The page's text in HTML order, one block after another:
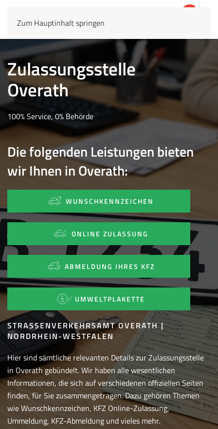
Zum Hauptinhalt springen
Zulassungsstelle
Overath
100% Service, 0% Behörde
Die folgenden Leistungen bieten
wir Ihnen in Overath:
WUNSCHKENNZEICHEN
ONLINE ZULASSUNG
ABMELDUNG IHRES KFZ
UMWELTPLAKETTE
STRASSENVERKEHRSAMT OVERATH | N
ORDRHEIN-WESTFALEN
Hier sind sämtliche relevanten Details zur Zulassungsstelle
in Overath gebündelt. Wir haben alle wesentlichen
Informationen, die sich auf verschiedenen offiziellen Seiten
finden, für Sie zusammengetragen. Dazu gehören Themen
wie Wunschkennzeichen, KFZ Online-Zulassung,
Ummeldung, KFZ-Abmeldung und vieles mehr.